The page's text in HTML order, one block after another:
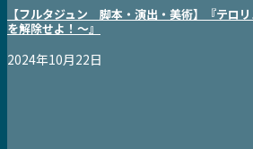
【フルタジュン 脚本・演出・美術】『テロ
を解除せよ！～』
2024年10月22日